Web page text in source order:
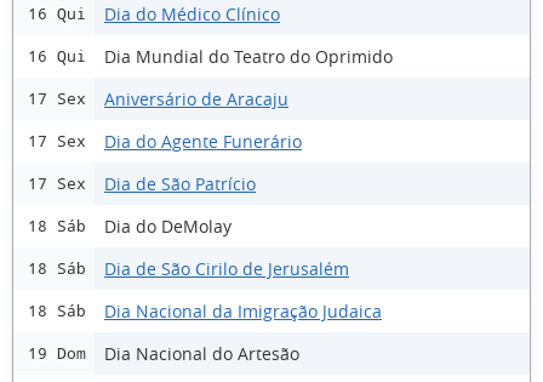
16 Qui Dia do Médico Clínico
16 Qui Dia Mundial do Teatro do Oprimido
17 Sex Aniversário de Aracaju
17 Sex Dia do Agente Funerário
17 Sex Dia de São Patrício
18 Sáb Dia do DeMolay
18 Sáb Dia de São Cirilo de Jerusalém
18 Sáb Dia Nacional da Imigração Judaica
19 Dom Dia Nacional do Artesão